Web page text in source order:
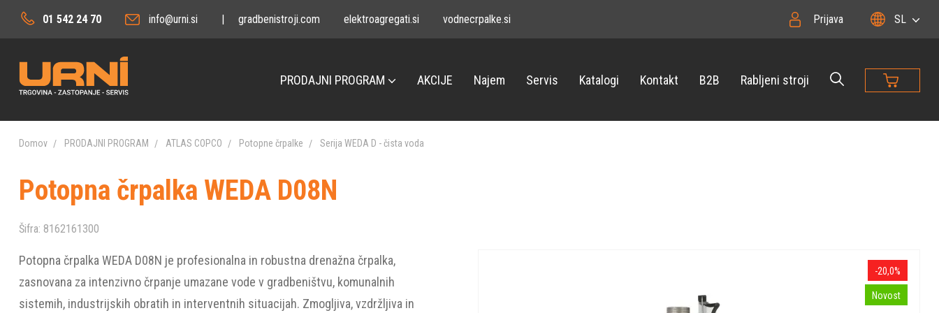
01 542 24 70 info@urni.si | gradbenistroji.com elektroagregati.si vodnecrpalke.si Prijava SL
PRODAJNI PROGRAM AKCIJE Najem Servis Katalogi Kontakt B2B Rabljeni stroji
Domov PRODAJNI PROGRAM ATLAS COPCO Potopne črpalke Serija WEDA D - čista voda
Potopna črpalka WEDA D08N
Šifra: 8162161300
Potopna črpalka WEDA D08N je profesionalna in robustna drenažna črpalka,
zasnovana za intenzivno črpanje umazane vode v gradbeništvu, komunalnih
sistemih, industrijskih obratih in interventnih situacijah. Zmogljiva, vzdržljiva in
-20,0%
Novost